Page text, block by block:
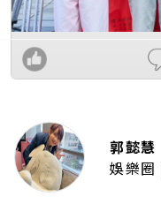
郭懿慧
娛樂圈